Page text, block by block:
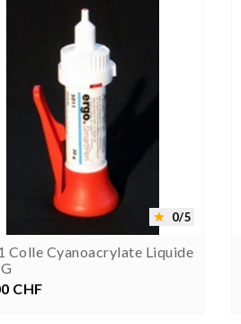
 0/5
Colle Cyanoacrylate Liquide
Prix
CHF
 